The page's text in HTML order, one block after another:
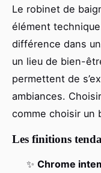
Le robinet de
élément
différence dans
un lieu de bien-
permettent de
ambiances.
comme choisir un
Les finitions
✨ Chrome